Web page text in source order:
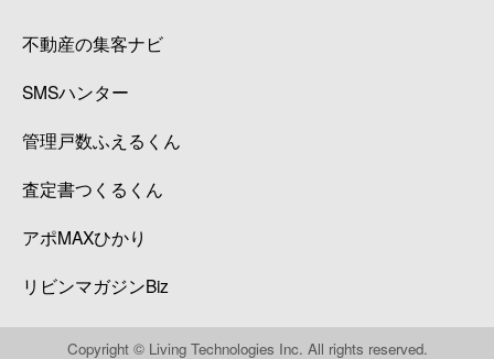
不動産の集客ナビ
SMSハンター
管理戸数ふえるくん
査定書つくるくん
アポMAXひかり
リビンマガジンBiz
Copyright © Living Technologies Inc. All rights reserved.